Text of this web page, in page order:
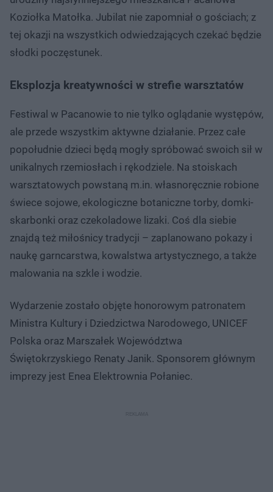
Koziołka Matołka. Jubilat nie zapomniał o gościach; z
tej okazji na wszystkich odwiedzających czekać będzie
słodki poczęstunek.
Eksplozja kreatywności w strefie warsztatów
Festiwal w Pacanowie to nie tylko oglądanie występów,
ale przede wszystkim aktywne działanie. Przez całe
popołudnie dzieci będą mogły spróbować swoich sił w
unikalnych rzemiosłach i rękodziele. Na stoiskach
warsztatowych powstaną m.in. własnoręcznie robione
świece sojowe, ekologiczne botaniczne torby, domki-
skarbonki oraz czekoladowe lizaki. Coś dla siebie
znajdą też miłośnicy tradycji – zaplanowano pokazy i
naukę garncarstwa, kowalstwa artystycznego, a także
malowania na szkle i wodzie.
Wydarzenie zostało objęte honorowym patronatem
Ministra Kultury i Dziedzictwa Narodowego, UNICEF
Polska oraz Marszałek Województwa
Świętokrzyskiego Renaty Janik. Sponsorem głównym
imprezy jest Enea Elektrownia Połaniec.